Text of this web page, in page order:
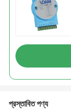
প্রস্তাবিত পণ্য